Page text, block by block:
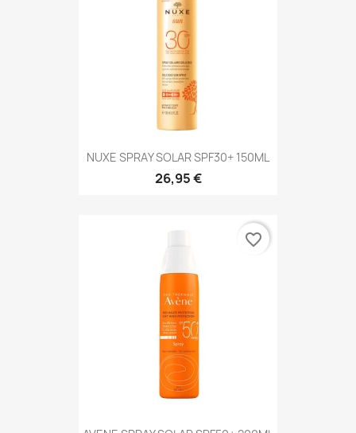
NUXE SPRAY SOLAR SPF30+ 150ML
26,95 €
favorite_border